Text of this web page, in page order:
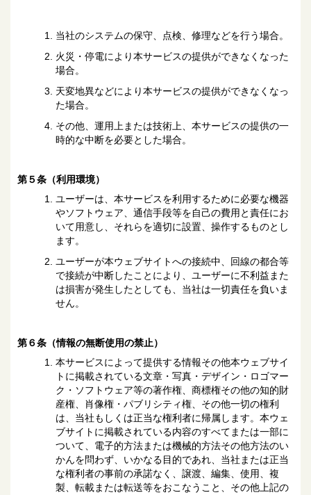
当社のシステムの保守、点検、修理などを行う場合。
火災・停電により本サービスの提供ができなくなった
場合。
天変地異などにより本サービスの提供ができなくなっ
た場合。
その他、運用上または技術上、本サービスの提供の一
時的な中断を必要とした場合。
第５条（利用環境）
ユーザーは、本サービスを利用するために必要な機器
やソフトウェア、通信手段等を自己の費用と責任にお
いて用意し、それらを適切に設置、操作するものとし
ます。
ユーザーが本ウェブサイトへの接続中、回線の都合等
で接続が中断したことにより、ユーザーに不利益また
は損害が発生したとしても、当社は一切責任を負いま
せん。
第６条（情報の無断使用の禁止）
本サービスによって提供する情報その他本ウェブサイ
トに掲載されている文章・写真・デザイン・ロゴマー
ク・ソフトウェア等の著作権、商標権その他の知的財
産権、肖像権・パブリシティ権、その他一切の権利
は、当社もしくは正当な権利者に帰属します。本ウェ
ブサイトに掲載されている内容のすべてまたは一部に
ついて、電子的方法または機械的方法その他方法のい
かんを問わず、いかなる目的であれ、当社または正当
な権利者の事前の承諾なく、譲渡、編集、使用、複
製、転載または転送等をおこなうこと、その他上記の